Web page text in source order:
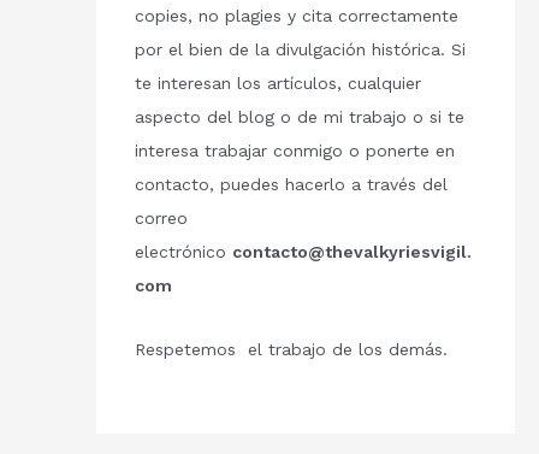
copies, no plagies y cita correctamente
por el bien de la divulgación histórica. Si
te interesan los artículos, cualquier
aspecto del blog o de mi trabajo o si te
interesa trabajar conmigo o ponerte en
contacto, puedes hacerlo a través del
correo
electrónico contacto@thevalkyriesvigil.
com
Respetemos el trabajo de los demás.